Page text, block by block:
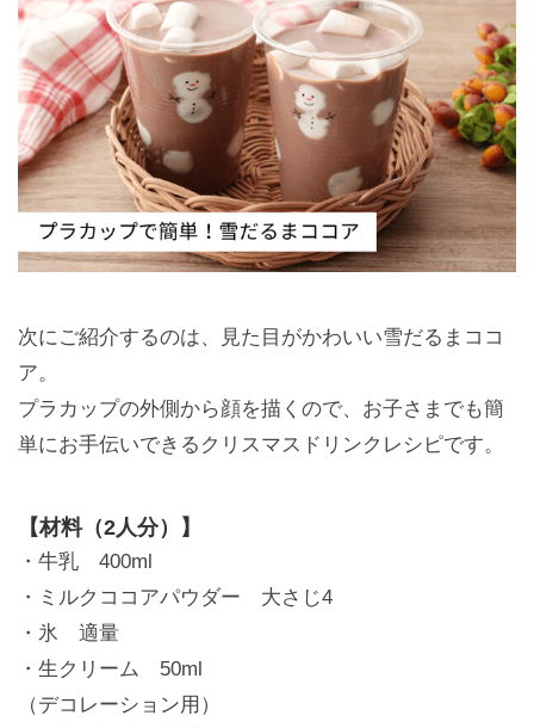
次にご紹介するのは、見た目がかわいい雪だるまココ
ア。
プラカップの外側から顔を描くので、お子さまでも簡
単にお手伝いできるクリスマスドリンクレシピです。
【材料（2人分）】
・牛乳 400ml
・ミルクココアパウダー 大さじ4
・氷 適量
・生クリーム 50ml
（デコレーション用）